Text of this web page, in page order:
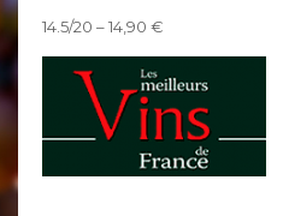
14.5/20 – 14,90 €